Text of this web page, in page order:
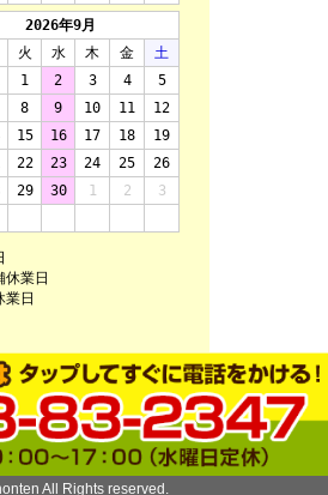
All Rights reserved.